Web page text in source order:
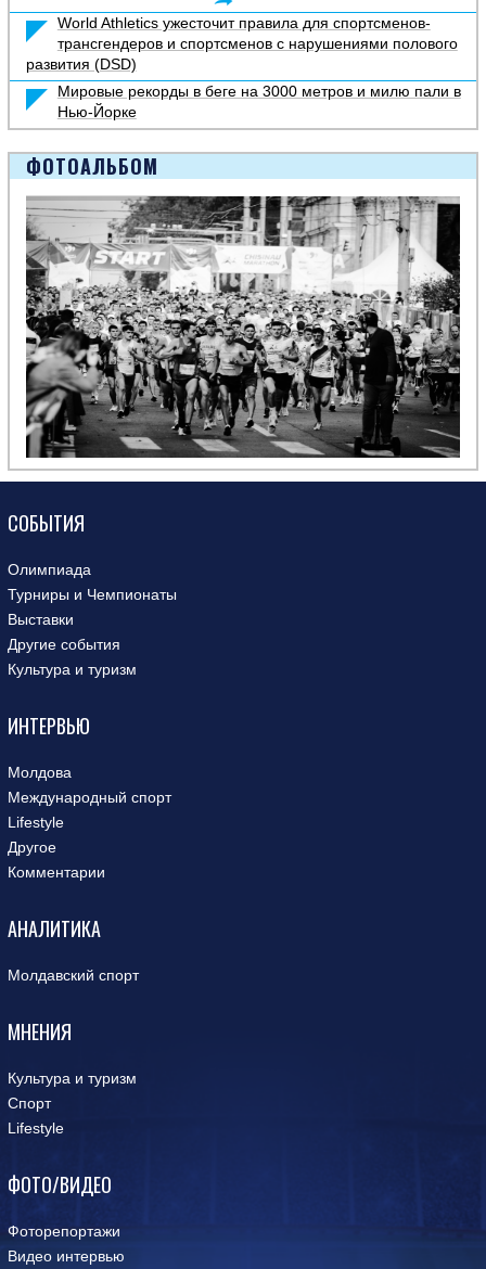
World Athletics ужесточит правила для спортсменов-
трансгендеров и спортсменов с нарушениями полового
развития (DSD)
Мировые рекорды в беге на 3000 метров и милю пали в
Нью-Йорке
ФОТОАЛЬБОМ
СОБЫТИЯ
Олимпиада
Турниры и Чемпионаты
Выставки
Другие события
Культура и туризм
ИНТЕРВЬЮ
Молдова
Международный спорт
Lifestyle
Другое
Комментарии
АНАЛИТИКА
Молдавский спорт
МНЕНИЯ
Культура и туризм
Спорт
Lifestyle
ФОТО/ВИДЕО
Фоторепортажи
Видео интервью